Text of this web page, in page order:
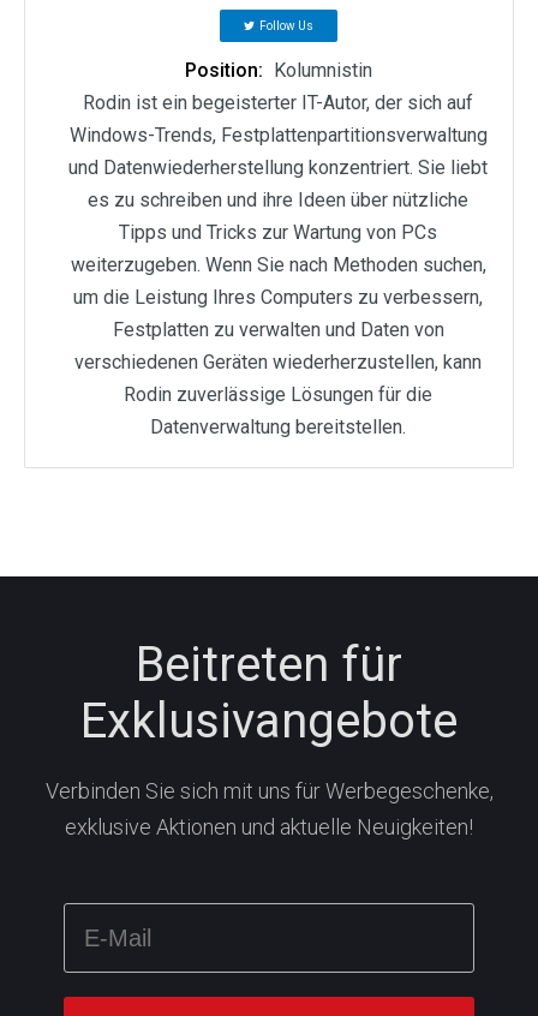
Follow Us
Position:
Kolumnistin
Rodin ist ein begeisterter IT-Autor, der sich auf
Windows-Trends, Festplattenpartitionsverwaltung
und Datenwiederherstellung konzentriert. Sie liebt
es zu schreiben und ihre Ideen über nützliche
Tipps und Tricks zur Wartung von PCs
weiterzugeben. Wenn Sie nach Methoden suchen,
um die Leistung Ihres Computers zu verbessern,
Festplatten zu verwalten und Daten von
verschiedenen Geräten wiederherzustellen, kann
Rodin zuverlässige Lösungen für die
Datenverwaltung bereitstellen.
Beitreten für
Exklusivangebote
Verbinden Sie sich mit uns für Werbegeschenke,
exklusive Aktionen und aktuelle Neuigkeiten!